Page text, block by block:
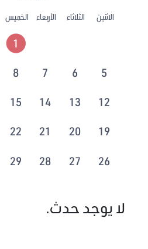
الاثنين الثلاثاء الأربعاء الخميس
1
5
6
7
8
12
13
14
15
19
20
21
22
26
27
28
29
لا يوجد حدث.